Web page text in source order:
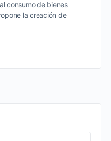
consumo de bienes
la creación de